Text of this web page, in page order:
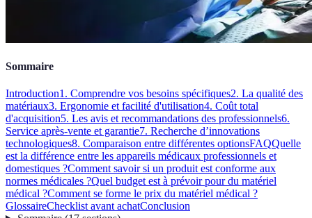
Sommaire
Introduction1. Comprendre vos besoins spécifiques2. La qualité des
matériaux3. Ergonomie et facilité d'utilisation4. Coût total
d'acquisition5. Les avis et recommandations des professionnels6.
Service après-vente et garantie7. Recherche d’innovations
technologiques8. Comparaison entre différentes optionsFAQQuelle
est la différence entre les appareils médicaux professionnels et
domestiques ?Comment savoir si un produit est conforme aux
normes médicales ?Quel budget est à prévoir pour du matériel
médical ?Comment se forme le prix du matériel médical ?
GlossaireChecklist avant achatConclusion